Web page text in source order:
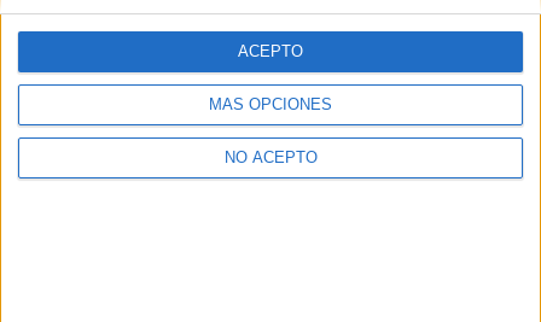
MÁS OPCIONES
NO ACEPTO
ACEPTO
Universidades nombradas en este post
Estudiar Universidad Complutense de Madrid